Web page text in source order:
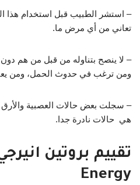
– استشر الطبيب قبل استخدام هذا
تعاني من أي مرض ما.
– لا ينصح بتناوله من قبل من هم
ومن ترغب في حدوث الحمل، ومن
– سجلت بعض حالات العصبية
هي حالات نادرة جدا.
Energy